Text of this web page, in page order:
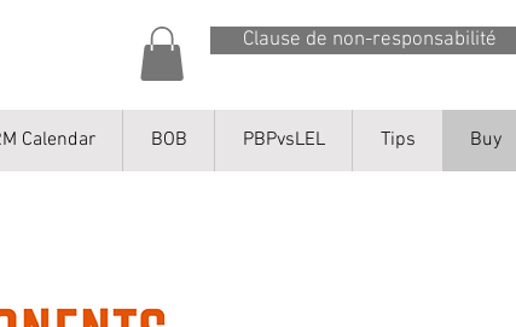
Clause de non-responsabilité
Calendar BOB PBPvsLEL Tips Buy